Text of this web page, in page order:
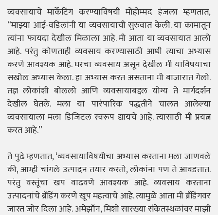
व्यवसायाचे मार्केटिंग करण्याविषयी मोहोम्मद हंजला म्हणतात,
“माझ्या आई-वडिलांनी या व्यवसायाची सुरुवात केली. या कामातून
त्यांना फायदा देखील मिळाला आहे. मी आता या व्यवसायात आलो
आहे. परंतु कोणताही व्यवसाय करण्यासाठी आधी त्याचा अभ्यास
करणे आवश्यक आहे. घरचा व्यवसाय असून देखील मी याविषयाचा
सखोल अभ्यास केला. हा अभ्यास करत असताना मी बाजारात गेलो.
तज्ञ लोकांशी बोललो आणि व्यवसायाबद्दल योग्य ते मार्गदर्शन
देखील घेतले. मला या पारंपारिक पद्धतीने चालत आलेल्या
व्यवसायाला मला डिजिटल स्वरूप द्यायचे आहे. त्यासाठी मी प्रयत्न
करत आहे.”
ते पुढे म्हणतात, ‘व्यवसायाविषयीचा अभ्यास करताना मला जाणवले
की, आम्ही चांगले उत्पादन तयार करतो, लोकांना पण ते आवडतात.
परंतु वस्तूंचा खप वाढवणे आवश्यक आहे. व्यवसाय करताना
उत्पादनांचे ब्रँडिंग करणे खूप महत्वाचे आहे. त्यामुळे आता मी ब्रँडिंगवर
जास्त जोर दिला आहे. अमेझॉन, मिशो सारख्या संकेतस्थळांवर माझी